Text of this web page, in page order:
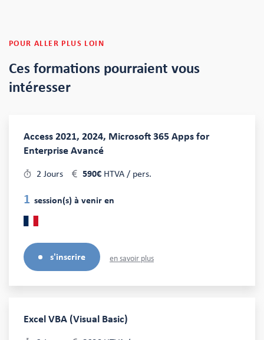
POUR ALLER PLUS LOIN
Ces formations pourraient vous
intéresser
Access 2021, 2024, Microsoft 365 Apps for
Enterprise Avancé
2 Jours 590€ HTVA / pers.
1 session(s) à venir en
s'inscrire en savoir plus
Excel VBA (Visual Basic)